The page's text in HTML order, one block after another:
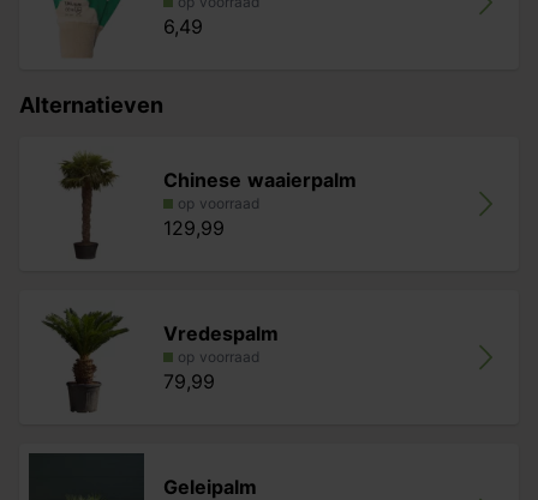
6,49
Alternatieven
Chinese waaierpalm
op voorraad
129,99
Vredespalm
op voorraad
79,99
Geleipalm